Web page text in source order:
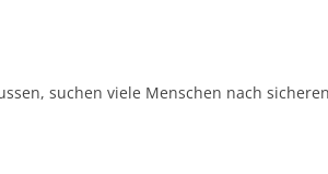
suchen viele Menschen nach